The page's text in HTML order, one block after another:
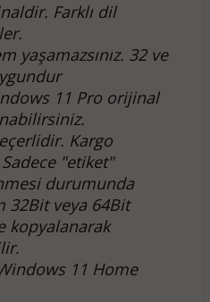
Farklı dil
yaşamazsınız. 32 ve
11 Pro orijinal
Kargo
"etiket"
durumunda
32Bit veya 64Bit
kopyalanarak
11 Home